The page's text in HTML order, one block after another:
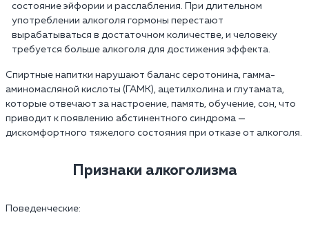
состояние эйфории и расслабления. При длительном
употреблении алкоголя гормоны перестают
вырабатываться в достаточном количестве, и человеку
требуется больше алкоголя для достижения эффекта.
Спиртные напитки нарушают баланс серотонина, гамма-
аминомасляной кислоты (ГАМК), ацетилхолина и глутамата,
которые отвечают за настроение, память, обучение, сон, что
приводит к появлению абстинентного синдрома —
дискомфортного тяжелого состояния при отказе от алкоголя.
Признаки алкоголизма
Поведенческие: